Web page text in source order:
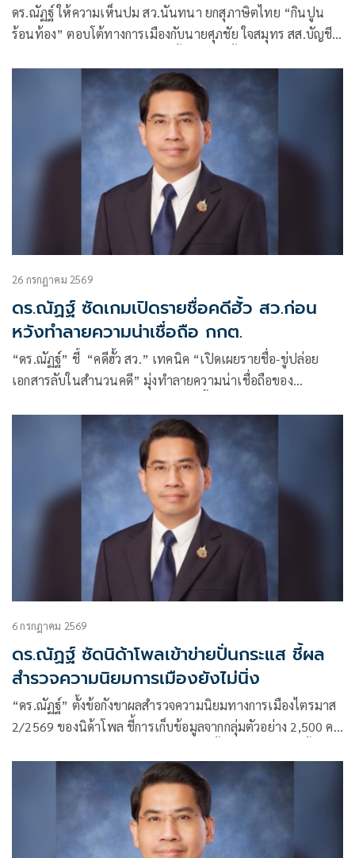
ดร.ณัฏฐ์ ให้ความเห็นปม สว.นันทนา ยกสุภาษิตไทย “กินปูน
ร้อนท้อง” ตอบโต้ทางการเมืองกับนายศุภชัย ใจสมุทร สส.บัญชี
เป็นเพียงการตอบโต้ทางการเมืองกันไปมาเท่านั้น
26 กรกฎาคม 2569
ดร.ณัฏฐ์ ซัดเกมเปิดรายชื่อคดีฮั้ว สว.ก่อน
หวังทำลายความน่าเชื่อถือ กกต.
“ดร.ณัฏฐ์” ชี้ “คดีฮั้ว สว.” เทคนิค “เปิดเผยรายชื่อ-ขู่ปล่อย
เอกสารลับในสำนวนคดี” มุ่งทำลายความน่าเชื่อถือของ
6 กรกฎาคม 2569
ดร.ณัฏฐ์ ซัดนิด้าโพลเข้าข่ายปั่นกระแส ชี้ผล
สำรวจความนิยมการเมืองยังไม่นิ่ง
“ดร.ณัฏฐ์” ตั้งข้อกังขาผลสำรวจความนิยมทางการเมืองไตรมาส
2/2569 ของนิด้าโพล ชี้การเก็บข้อมูลจากกลุ่มตัวอย่าง 2,500 คน
คำถามว่าเข้าข่าย “ชี้นำสังคม” หรือ “ปั่นกระแสทางการเมือง”